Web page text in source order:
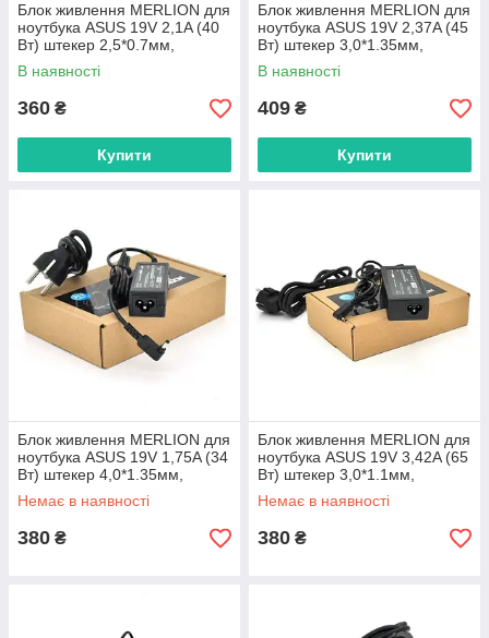
Блок живлення MERLION для
ноутбука ASUS 19V 2,1A (40
Вт) штекер 2,5*0.7мм,
довжина 0,9м + кабель
В наявності
360 ₴
Купити
Блок живлення MERLION для
ноутбука ASUS 19V 2,37A (45
Вт) штекер 3,0*1.35мм,
довжина 0,9м + кабель
В наявності
409 ₴
Купити
Блок живлення MERLION для
ноутбука ASUS 19V 1,75A (34
Вт) штекер 4,0*1.35мм,
довжина 0,9м + кабель
Немає в наявності
380 ₴
Блок живлення MERLION для
ноутбука ASUS 19V 3,42A (65
Вт) штекер 3,0*1.1мм,
довжина 0,9м + кабель
Немає в наявності
380 ₴